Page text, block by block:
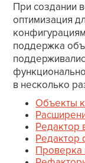
При создании
оптимизация
поддержка
в несколько
Объекты
Редактор
Проверка